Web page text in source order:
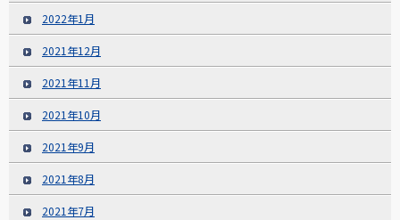
2022年1月
2021年12月
2021年11月
2021年10月
2021年9月
2021年8月
2021年7月